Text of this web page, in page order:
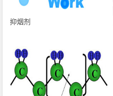
抑烟剂